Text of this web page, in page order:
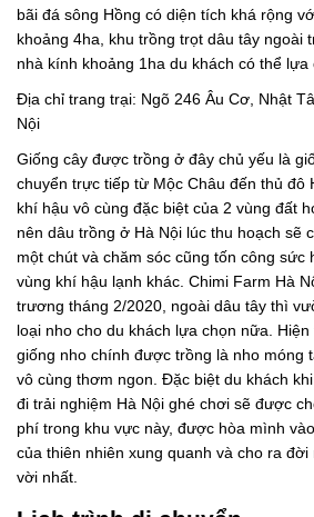
bãi đá sông Hồng có diện tích khá rộng
khoảng 4ha, khu trồng trọt dâu tây ngoài
nhà kính khoảng 1ha du khách có thể lựa
Địa chỉ trang trại: Ngõ 246 Âu Cơ, Nhật
Nội
Giống cây được trồng ở đây chủ yếu là
chuyển trực tiếp từ Mộc Châu đến thủ đô
khí hậu vô cùng đặc biệt của 2 vùng đất
nên dâu trồng ở Hà Nội lúc thu hoạch sẽ
một chút và chăm sóc cũng tốn công sức
vùng khí hậu lạnh khác. Chimi Farm Hà
trương tháng 2/2020, ngoài dâu tây thì
loại nho cho du khách lựa chọn nữa.
giống nho chính được trồng là nho móng
vô cùng thơm ngon. Đặc biệt du khách
đi trải nghiệm Hà Nội ghé chơi sẽ được
phí trong khu vực này, được hòa mình
của thiên nhiên xung quanh và cho ra
vời nhất.